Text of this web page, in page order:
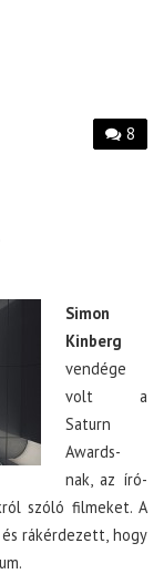
8
Simon
Kinberg
vendége
volt a
Saturn
Awards-
nak, az író-
szóló filmeket. A
rákérdezett, hogy